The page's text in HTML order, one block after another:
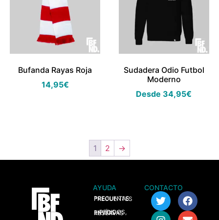
Bufanda Rayas Roja
14,95€
Sudadera Odio Futbol
Moderno
Desde 34,95€
1 2 →
AYUDA
> PREGUNTAS FRECUENTES
> PEDIDOS, ENVÍOS Y RESERVAS
CONTACTO